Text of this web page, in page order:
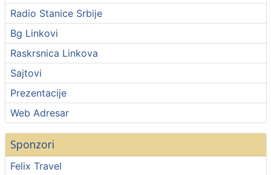
Radio Stanice Srbije
Bg Linkovi
Raskrsnica Linkova
Sajtovi
Prezentacije
Web Adresar
Sponzori
Felix Travel